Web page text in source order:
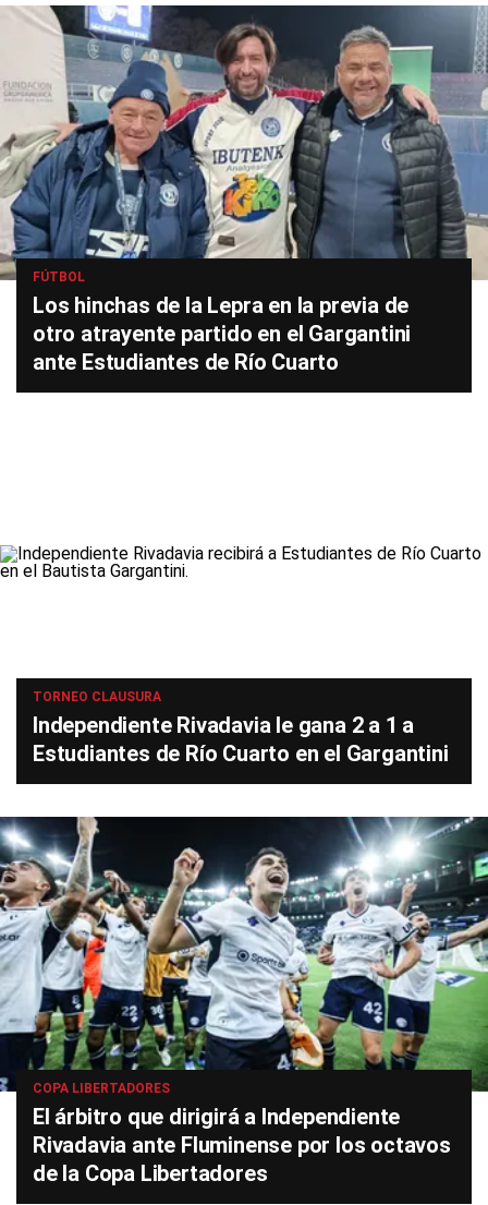
FÚTBOL
Los hinchas de la Lepra en la previa de
otro atrayente partido en el Gargantini
ante Estudiantes de Río Cuarto
TORNEO CLAUSURA
Independiente Rivadavia le gana 2 a 1 a
Estudiantes de Río Cuarto en el Gargantini
COPA LIBERTADORES
El árbitro que dirigirá a Independiente
Rivadavia ante Fluminense por los octavos
de la Copa Libertadores